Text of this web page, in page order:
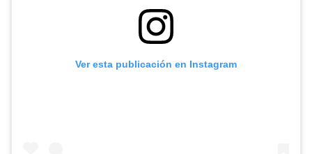
Ver esta publicación en Instagram